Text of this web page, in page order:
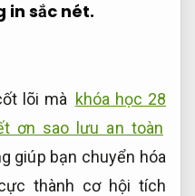
in sắc nét.
lõi mà khóa học 28
ơn sao lưu an toàn
giúp bạn chuyển hóa
thành cơ hội tích